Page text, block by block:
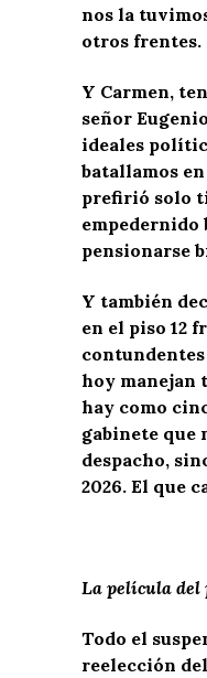
nos la
otros
Y Carmen,
señor
ideales
batallamos
prefirió solo
empedernido
pensionarse
Y también
en el piso 12
hoy manejan
hay como
gabinete que
despacho,
2026. El que
La película del
Todo el
reelección